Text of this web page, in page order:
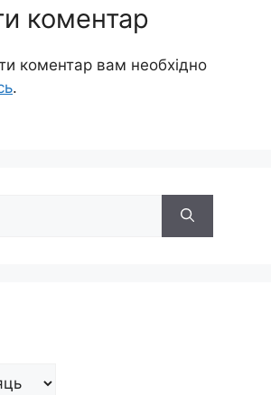
коментар
коментар вам необхідно
.